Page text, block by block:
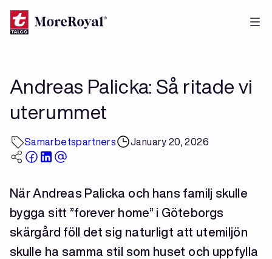
Skip
to
Andreas Palicka: Så ritade vi
uterummet
Samarbetspartners January 20, 2026
När Andreas Palicka och hans familj skulle
bygga sitt ”forever home” i Göteborgs
skärgård föll det sig naturligt att utemiljön
skulle ha samma stil som huset och uppfylla